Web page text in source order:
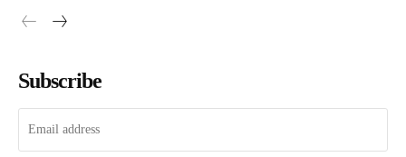
Subscribe